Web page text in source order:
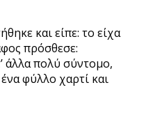
και είπε: το είχα
πρόσθεσε:
άλλα πολύ σύντομο,
φύλλο χαρτί και